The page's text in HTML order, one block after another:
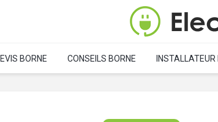
BORNE CONSEILS BORNE INSTALLATEUR